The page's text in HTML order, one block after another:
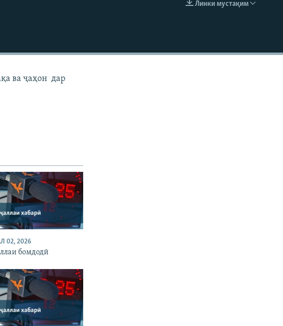
EMBED
Линки мустақим
ва ҷаҳон дар
02, 2026
бомдодӣ